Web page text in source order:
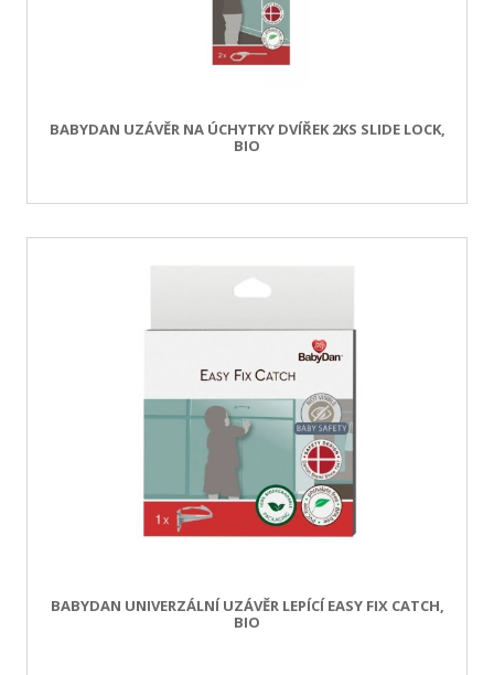
BABYDAN UZÁVĚR NA ÚCHYTKY DVÍŘEK 2KS SLIDE LOCK,
BIO
BABYDAN UNIVERZÁLNÍ UZÁVĚR LEPÍCÍ EASY FIX CATCH,
BIO